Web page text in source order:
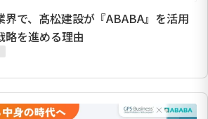
界で、髙松建設が『ABABA』を活用
略を進める理由